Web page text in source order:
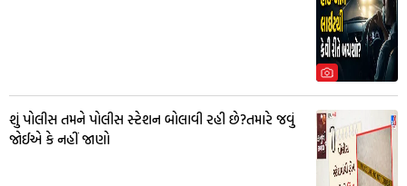
શું પોલીસ તમને પોલીસ સ્ટેશન બોલાવી રહી છે?તમારે જવું
જોઈએ કે નહીં જાણો